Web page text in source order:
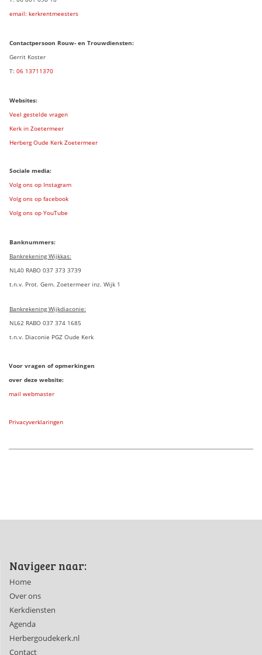
email: kerkrentmeesters
Contactpersoon Rouw- en Trouwdiensten:
Gerrit Koster
T: 06 13711370
Websites:
Veel gestelde vragen
Kerk in Zoetermeer
Herberg Oude Kerk Zoetermeer
Sociale media:
Volg ons op Instagram
Volg ons op facebook
Volg ons op YouTube
Banknummers:
Bankrekening Wijkkas:
NL40 RABO 037 373 3739
t.n.v. Prot. Gem. Zoetermeer inz. Wijk 1
Bankrekening Wijkdiaconie:
NL62 RABO 037 374 1685
t.n.v. Diaconie PGZ Oude Kerk
Voor vragen of opmerkingen
over deze website:
mail webmaster
Privacyverklaringen
Navigeer naar:
Home
Over ons
Kerkdiensten
Agenda
Herbergoudekerk.nl
Contact